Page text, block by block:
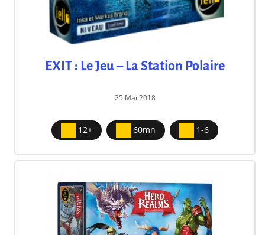
EXIT : Le Jeu – La Station Polaire
25 Mai 2018
12+ 60mn 1-6